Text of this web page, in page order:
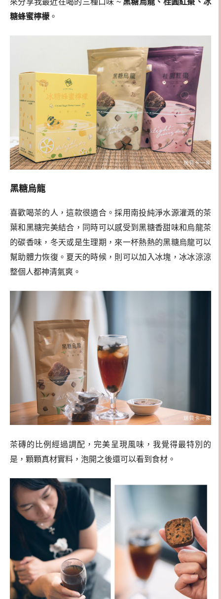
來分享我最近在喝的三種口味 ~黑糖烏龍、桂圓紅棗、冰
糖蜂蜜檸檬 。
黑糖烏龍
喜歡喝茶的人，這款很適合。採用南投純淨水源灌溉的茶
葉和黑糖完美結合，同時可以感受到黑糖香甜味和烏龍茶
的碳香味，冬天或是生理期，來一杯熱熱的黑糖烏龍可以
幫助體力恢復。 夏天的時候，則可以加入冰塊，冰冰涼涼
整個人都神清氣爽。
茶磚的比例經過調配，完美呈現風味，我覺得最特別的
是，顆顆真材實料，泡開之後還可以看到食材。